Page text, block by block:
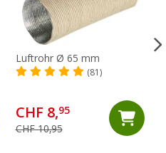
Luftrohr Ø 65 mm
(81)
CHF 8,95
CHF 10,95